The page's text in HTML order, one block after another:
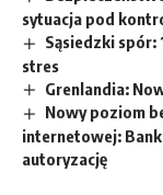
sytuacja pod
Sąsiedzki spór:
stres
Grenlandia:
Nowy poziom
internetowej:
autoryzację